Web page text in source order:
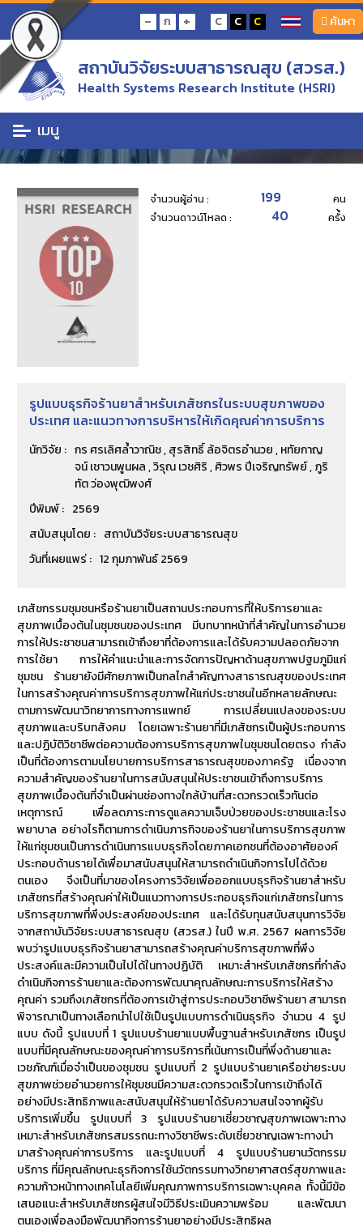
- ก + C C C ค้นหา
สถาบันวิจัยระบบสาธารณสุข (สวรส.)
Health Systems Research Institute (HSRI)
เมนู
หน้าแรก
งานวิจัย TOP 10
รูปแบบธุรกิจร้านยาสำหรับเภสัชกรในระบบสุขภาพของประเทศ และแนวทางการบริหารให้
เกิดคุณค่าการบริการ
งานวิจัย TOP 10
รวมรวมแสดงข่าวสารประชาสัมพันธ์ของสถานับที่น่าสนใจ
จำนวนผู้อ่าน : 199
คน
จำนวนดาวน์โหลด :
40 ครั้้ง
รูปแบบธุรกิจร้านยาสำหรับเภสัชกรในระบบสุขภาพของ
ประเทศ และแนวทางการบริหารให้เกิดคุณค่าการบริการ
นักวิจัย : กร ศรเลิศล้ำวาณิช , สุรสิทธิ์ ล้อจิตรอำนวย , หทัยกาญ
จน์ เชาวนพูนผล , วิรุณ เวชศิริ , ศิวพร ปีเจริญทรัพย์ , ภูริ
ทัต ว่องพุฒิพงศ์
ปีพิมพ์ : 2569
สนับสนุนโดย : สถาบันวิจัยระบบสาธารณสุข
วันที่เผยแพร่ : 12 กุมภาพันธ์ 2569
เภสัชกรรมชุมชนหรือร้านยาเป็นสถานประกอบการที่ให้บริการยาและ
สุขภาพเบื้องต้นในชุมชนของประเทศ มีบทบาทหน้าที่สำคัญในการอำนวย
การให้ประชาชนสามารถเข้าถึงยาที่ต้องการและได้รับความปลอดภัยจาก
การใช้ยา การให้คำแนะนำและการจัดการปัญหาด้านสุขภาพปฐมภูมิแก่
ชุมชน ร้านยายังมีศักยภาพเป็นกลไกสำคัญทางสาธารณสุขของประเทศ
ในการสร้างคุณค่าการบริการสุขภาพให้แก่ประชาชนในอีกหลายลักษณะ
ตามการพัฒนาวิทยาการทางการแพทย์ การเปลี่ยนแปลงของระบบ
สุขภาพและบริบทสังคม โดยเฉพาะร้านยาที่มีเภสัชกรเป็นผู้ประกอบการ
และปฏิบัติวิชาชีพต่อความต้องการบริการสุขภาพในชุมชนโดยตรง กำลัง
เป็นที่ต้องการตามนโยบายการบริการสาธารณสุขของภาครัฐ เนื่องจาก
ความสำคัญของร้านยาในการสนับสนุนให้ประชาชนเข้าถึงการบริการ
สุขภาพเบื้องต้นที่จำเป็นผ่านช่องทางใกล้บ้านที่สะดวกรวดเร็วทันต่อ
เหตุการณ์ เพื่อลดภาระการดูแลความเจ็บป่วยของประชาชนและโรง
พยาบาล อย่างไรก็ตามการดำเนินภารกิจของร้านยาในการบริการสุขภาพ
ให้แก่ชุมชนเป็นการดำเนินการแบบธุรกิจโดยภาคเอกชนที่ต้องอาศัยองค์
ประกอบด้านรายได้เพื่อมาสนับสนุนให้สามารถดำเนินกิจการไปได้ด้วย
ตนเอง จึงเป็นที่มาของโครงการวิจัยเพื่อออกแบบธุรกิจร้านยาสำหรับ
เภสัชกรที่สร้างคุณค่าให้เป็นแนวทางการประกอบธุรกิจแก่เภสัชกรในการ
บริการสุขภาพที่พึงประสงค์ของประเทศ และได้รับทุนสนับสนุนการวิจัย
จากสถาบันวิจัยระบบสาธารณสุข (สวรส.) ในปี พ.ศ. 2567 ผลการวิจัย
พบว่ารูปแบบธุรกิจร้านยาสามารถสร้างคุณค่าบริการสุขภาพที่พึง
ประสงค์และมีความเป็นไปได้ในทางปฏิบัติ เหมาะสำหรับเภสัชกรที่กำลัง
ดำเนินกิจการร้านยาและต้องการพัฒนาคุณลักษณะการบริการให้สร้าง
คุณค่า รวมถึงเภสัชกรที่ต้องการเข้าสู่การประกอบวิชาชีพร้านยา สามารถ
พิจารณาเป็นทางเลือกนำไปใช้เป็นรูปแบบการดำเนินธุรกิจ จำนวน 4 รูป
แบบ ดังนี้ รูปแบบที่ 1 รูปแบบร้านยาแบบพื้นฐานสำหรับเภสัชกร เป็นรูป
แบบที่มีคุณลักษณะของคุณค่าการบริการที่เน้นการเป็นที่พึ่งด้านยาและ
เวชภัณฑ์เมื่อจำเป็นของชุมชน รูปแบบที่ 2 รูปแบบร้านยาเครือข่ายระบบ
สุขภาพช่วยอำนวยการให้ชุมชนมีความสะดวกรวดเร็วในการเข้าถึงได้
อย่างมีประสิทธิภาพและสนับสนุนให้ร้านยาได้รับความสนใจจากผู้รับ
บริการเพิ่มขึ้น รูปแบบที่ 3 รูปแบบร้านยาเชี่ยวชาญสุขภาพเฉพาะทาง
เหมาะสำหรับเภสัชกรสมรรถนะทางวิชาชีพระดับเชี่ยวชาญเฉพาะทางนำ
มาสร้างคุณค่าการบริการ และรูปแบบที่ 4 รูปแบบร้านยานวัตกรรม
บริการ ที่มีคุณลักษณะธุรกิจการใช้นวัตกรรมทางวิทยาศาสตร์สุขภาพและ
ความก้าวหน้าทางเทคโนโลยีเพิ่มคุณภาพการบริการเฉพาะบุคคล ทั้งนี้มีข้อ
เสนอแนะสำหรับเภสัชกรผู้สนใจมีวิธีประเมินความพร้อม และพัฒนา
ตนเองเพื่อลงมือพัฒนากิจการร้านยาอย่างมีประสิทธิผล